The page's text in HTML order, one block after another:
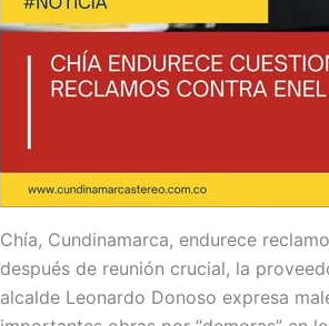
Chía, Cundinamarca, endurece
después de reunión crucial, la
alcalde Leonardo Donoso expresa